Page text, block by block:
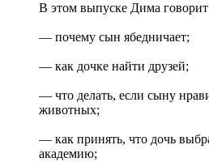
В этом выпуске Дима
— почему сын ябедничает;
— как дочке найти друзей;
— что делать, если сыну
животных;
— как принять, что дочь
академию;